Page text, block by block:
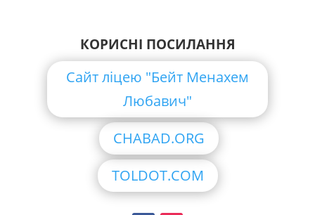
КОРИСНІ ПОСИЛАННЯ
Сайт ліцею "Бейт Менахем
Любавич"
CHABAD.ORG
TOLDOT.COM